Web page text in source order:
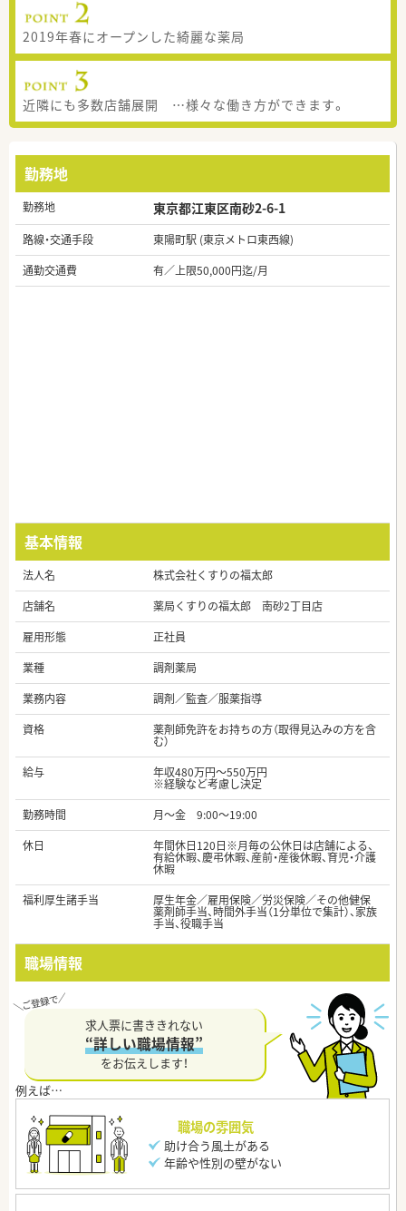
2019年春にオープンした綺麗な薬局
近隣にも多数店舗展開 …様々な働き方ができます。
勤務地
勤務地 東京都江東区南砂2-6-1
路線・交通手段
東陽町駅 (東京メトロ東西線)
通勤交通費
有／上限50,000円迄/月
基本情報
法人名
株式会社くすりの福太郎
店舗名
薬局くすりの福太郎 南砂2丁目店
雇用形態
正社員
業種
調剤薬局
業務内容
調剤／監査／服薬指導
資格
薬剤師免許をお持ちの方（取得見込みの方を含
む）
給与
年収480万円～550万円
※経験など考慮し決定
勤務時間
月～金 9:00～19:00
休日
年間休日120日※月毎の公休日は店舗による、
有給休暇、慶弔休暇、産前・産後休暇、育児・介護
休暇
福利厚生諸手当
厚生年金／雇用保険／労災保険／その他健保
薬剤師手当、時間外手当（1分単位で集計）、家族
手当、役職手当
職場情報
求人票に書ききれない
“詳しい職場情報”
をお伝えします！
職場の雰囲気
助け合う風土がある
年齢や性別の壁がない